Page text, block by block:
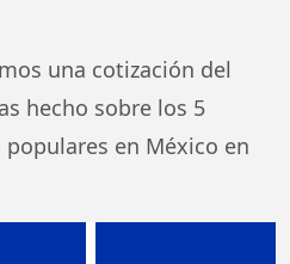
una cotización del
hecho sobre los 5
en México en